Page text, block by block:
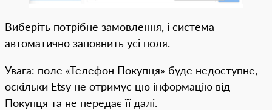
Виберіть потрібне замовлення, і система
автоматично заповнить усі поля.
Увага: поле «Телефон Покупця» буде недоступне,
оскільки Etsy не отримує цю інформацію від
Покупця та не передає її далі.